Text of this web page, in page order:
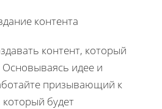
контента
контент, который
Основываясь идее и
призывающий к
будет